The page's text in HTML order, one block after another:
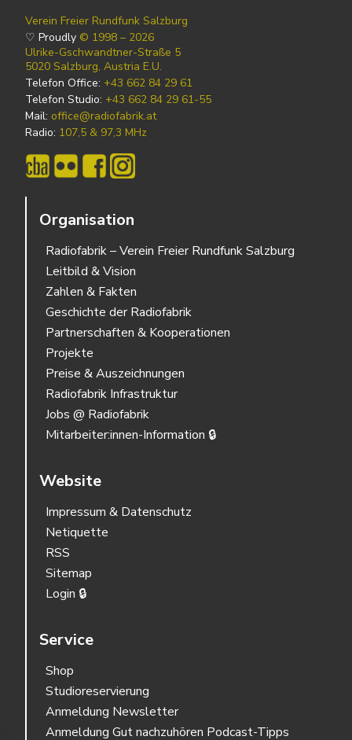
Verein Freier Rundfunk Salzburg
♡ Proudly © 1998 – 2026
Ulrike-Gschwandtner-Straße 5
5020 Salzburg, Austria E.U.
Telefon Office: +43 662 84 29 61
Telefon Studio: +43 662 84 29 61-55
Mail: office@radiofabrik.at
Radio: 107,5 & 97,3 MHz
Organisation
Radiofabrik – Verein Freier Rundfunk Salzburg
Leitbild & Vision
Zahlen & Fakten
Geschichte der Radiofabrik
Partnerschaften & Kooperationen
Projekte
Preise & Auszeichnungen
Radiofabrik Infrastruktur
Jobs @ Radiofabrik
Mitarbeiter:innen-Information 🔒
Website
Impressum & Datenschutz
Netiquette
RSS
Sitemap
Login 🔒
Service
Shop
Studioreservierung
Anmeldung Newsletter
Anmeldung Gut nachzuhören Podcast-Tipps